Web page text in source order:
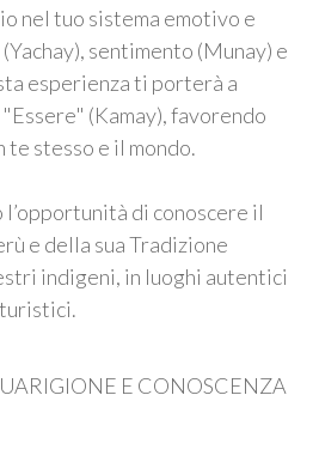
nel tuo sistema emotivo e
sentimento (Munay) e
esperienza ti porterà a
(Kamay), favorendo
te stesso e il mondo.
di conoscere il
e della sua Tradizione
indigeni, in luoghi autentici
E CONOSCENZA